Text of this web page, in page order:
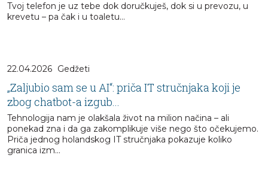
Tvoj telefon je uz tebe dok doručkuješ, dok si u prevozu, u
krevetu – pa čak i u toaletu…
22.04.2026 Gedžeti
„Zaljubio sam se u AI“: priča IT stručnjaka koji je
zbog chatbot-a izgub...
Tehnologija nam je olakšala život na milion načina – ali
ponekad zna i da ga zakomplikuje više nego što očekujemo.
Priča jednog holandskog IT stručnjaka pokazuje koliko
granica izm...